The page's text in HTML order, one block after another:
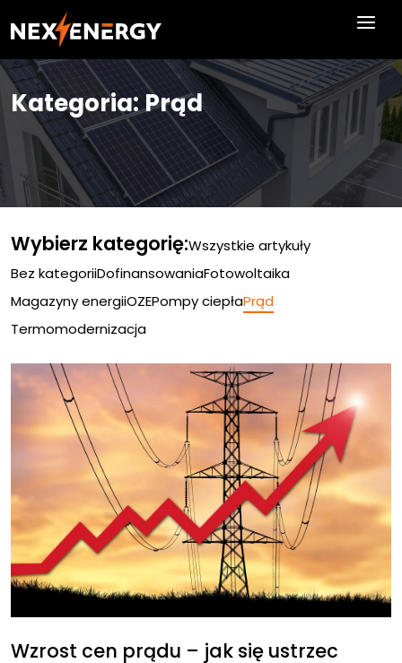
Skip to main content
Kategoria: Prąd
Wybierz kategorię:Wszystkie artykuły
Bez kategoriiDofinansowaniaFotowoltaika
Magazyny energiiOZEPompy ciepłaPrąd
Termomodernizacja
Wzrost cen prądu – jak się ustrzec